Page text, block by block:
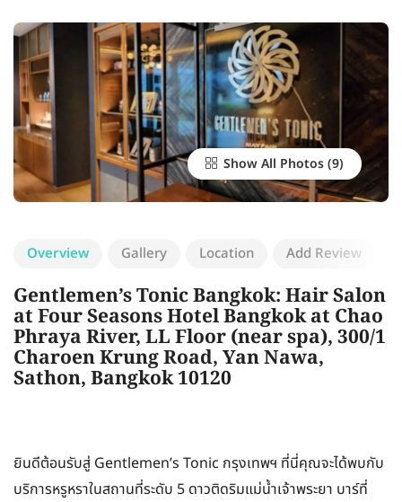
Show All Photos
Overview Gallery Location Add Review
Gentlemen’s Tonic Bangkok: Hair Salon
at Four Seasons Hotel Bangkok at Chao
Phraya River, LL Floor (near spa), 300/1
Charoen Krung Road, Yan Nawa,
Sathon, Bangkok 10120
ยินดีต้อนรับสู่ Gentlemen’s Tonic กรุงเทพฯ ที่นี่คุณจะได้พบกับ
บริการหรูหราในสถานที่ระดับ 5 ดาวติดริมแม่น้ำเจ้าพระยา บาร์ที่